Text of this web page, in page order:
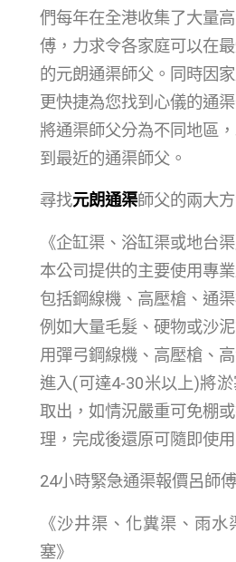
們每年在全港收集了大量
傅，力求令各家庭可以在
的元朗通渠師父。同時因
更快捷為您找到心儀的通
將通渠師父分為不同地區
到最近的通渠師父。
尋找元朗通渠師父的兩大
《企缸渠、浴缸渠或地台
本公司提供的主要使用專業
包括鋼線機、高壓槍、通
例如大量毛髮、硬物或沙
用彈弓鋼線機、高壓槍、
進入(可達4-30米以上)將
取出，如情況嚴重可免棚
理，完成後還原可隨即使用
24小時緊急通渠報價呂師
《沙井渠、化糞渠、雨
塞》